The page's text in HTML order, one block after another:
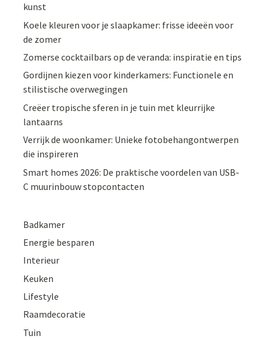
kunst
Koele kleuren voor je slaapkamer: frisse ideeën voor
de zomer
Zomerse cocktailbars op de veranda: inspiratie en tips
Gordijnen kiezen voor kinderkamers: Functionele en
stilistische overwegingen
Creëer tropische sferen in je tuin met kleurrijke
lantaarns
Verrijk de woonkamer: Unieke fotobehangontwerpen
die inspireren
Smart homes 2026: De praktische voordelen van USB-
C muurinbouw stopcontacten
Badkamer
Energie besparen
Interieur
Keuken
Lifestyle
Raamdecoratie
Tuin